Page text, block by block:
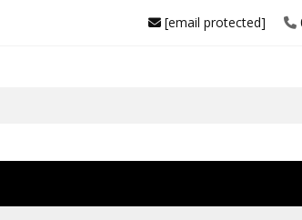
[email protected]